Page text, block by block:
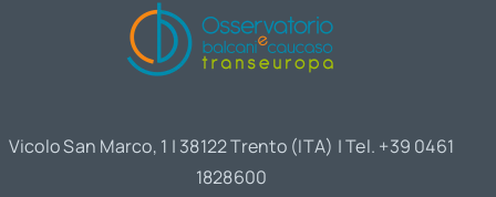
Vicolo San Marco, 1 | 38122 Trento (ITA) | Tel. +39 0461
1828600